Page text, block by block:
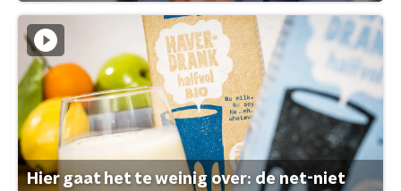
Hier gaat het te weinig over: de net-niet